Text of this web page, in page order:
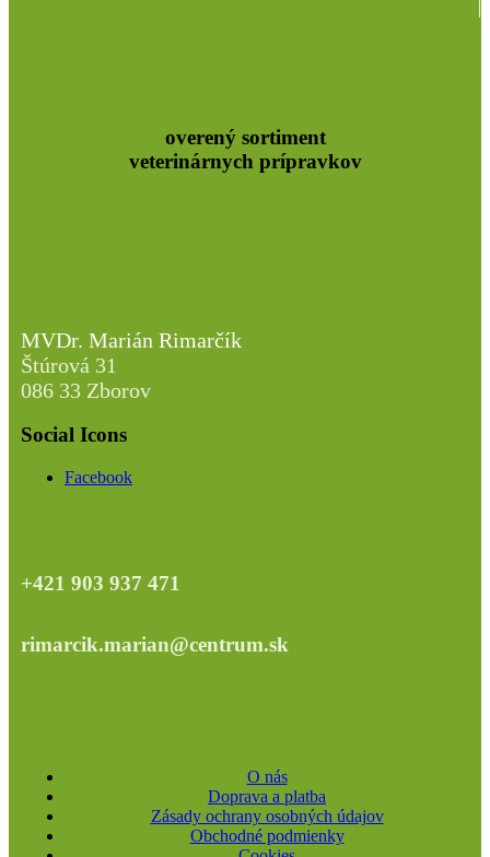
overený sortiment
veterinárnych prípravkov
MVDr. Marián Rimarčík
Štúrová 31
086 33 Zborov
Social Icons
Facebook
+421 903 937 471
rimarcik.marian@centrum.sk
O nás
Doprava a platba
Zásady ochrany osobných údajov
Obchodné podmienky